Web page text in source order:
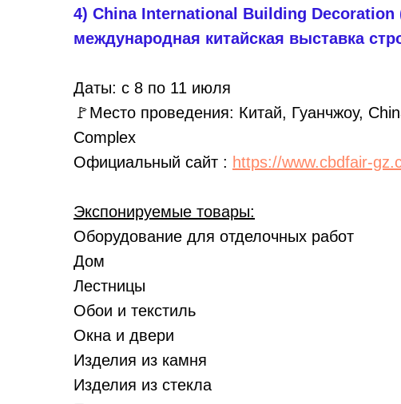
4) China International Building Decoration
международная китайская выставка
Даты: с 8 по 11 июля
🚩Место проведения: Китай, Гуанчжоу,
Complex
Официальный сайт : https://www.cbdfair-
Экспонируемые товары:
Оборудование для отделочных работ
Дом
Лестницы
Обои и текстиль
Окна и двери
Изделия из камня
Изделия из стекла